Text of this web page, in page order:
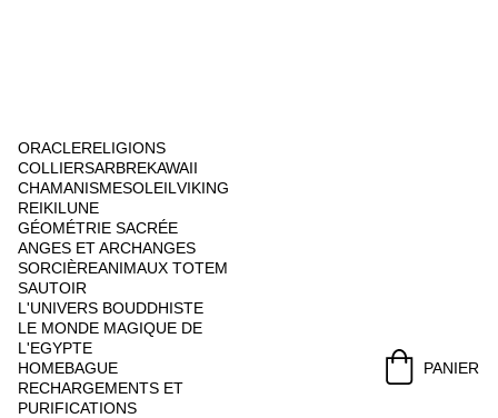
ORACLERELIGIONS
COLLIERSARBREKAWAII
CHAMANISMESOLEIL VIKING
REIKILUNE
GÉOMÉTRIE SACRÉE
ANGES ET ARCHANGES
SORCIÈREANIMAUX TOTEM
SAUTOIR
L'UNIVERS BOUDDHISTE
LE MONDE MAGIQUE DE
L'EGYPTE
HOMEBAGUE
RECHARGEMENTS ET
PURIFICATIONS
PANIER